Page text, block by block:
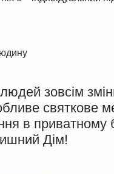
зовсім
святкове
в приватному
Дім!